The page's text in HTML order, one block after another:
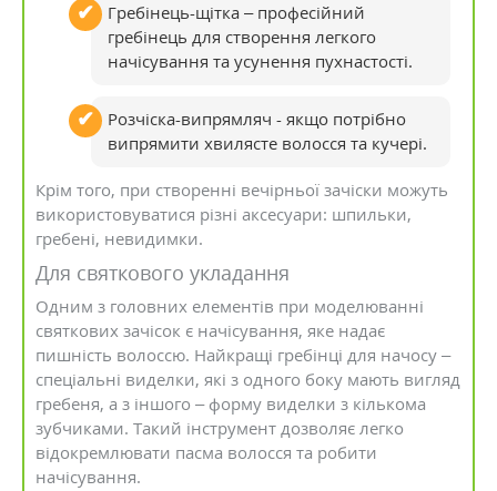
Гребінець-щітка – професійний
гребінець для створення легкого
начісування та усунення пухнастості.
Розчіска-випрямляч - якщо потрібно
випрямити хвилясте волосся та кучері.
Крім того, при створенні вечірньої зачіски можуть
використовуватися різні аксесуари: шпильки,
гребені, невидимки.
Для святкового укладання
Одним з головних елементів при моделюванні
святкових зачісок є начісування, яке надає
пишність волоссю. Найкращі гребінці для начосу –
спеціальні виделки, які з одного боку мають вигляд
гребеня, а з іншого – форму виделки з кількома
зубчиками. Такий інструмент дозволяє легко
відокремлювати пасма волосся та робити
начісування.